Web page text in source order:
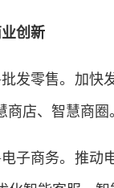
创新
零售。加快发
商店、智慧商
商务。推动电